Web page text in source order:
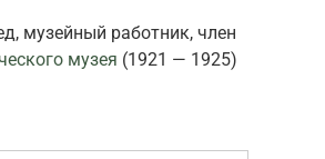
музейный работник, член
музея (1921 — 1925)